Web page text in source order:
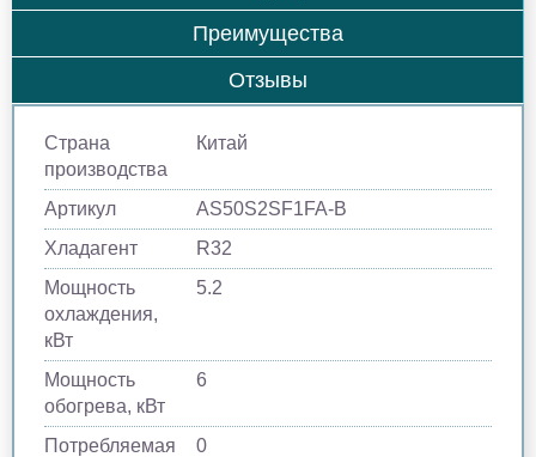
Преимущества
Отзывы
Страна
производства
Китай
Артикул
AS50S2SF1FA-B
Хладагент
R32
Мощность
охлаждения,
кВт
5.2
Мощность
обогрева, кВт
6
Потребляемая
0